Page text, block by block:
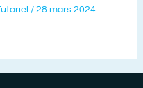
/ 28 mars 2024